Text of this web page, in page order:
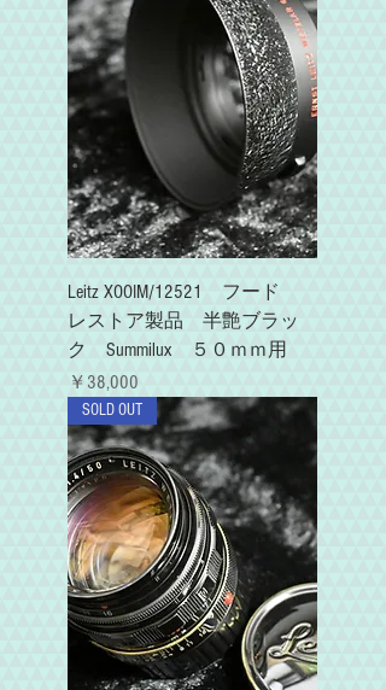
Leitz XOOIM/12521 フード
レストア製品 半艶ブラッ
ク Summilux ５０ｍｍ用
価格
￥38,000
SOLD OUT